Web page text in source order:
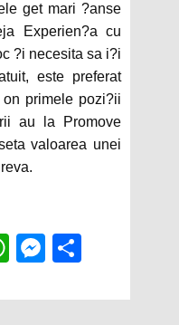
get mari ?anse
Experien?a cu
?i necesita sa i?i
este preferat
primele pozi?ii
au la Promove
valoarea unei
Wh
Mes